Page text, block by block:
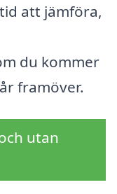
att jämföra,
du kommer
framöver.
utan